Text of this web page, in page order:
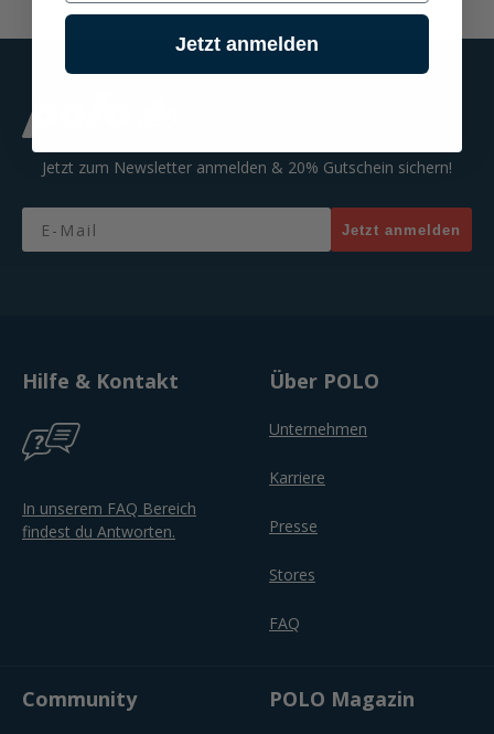
Jetzt zum Newsletter anmelden & 20% Gutschein sichern!
Email
Jetzt anmelden
Hilfe & Kontakt
In unserem FAQ Bereich
findest du Antworten.
Über POLO
Unternehmen
Karriere
Presse
Stores
FAQ
Community POLO Magazin
Jetzt anmelden